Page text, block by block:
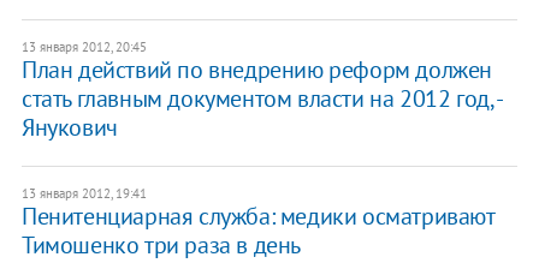
13 января 2012, 20:45
План действий по внедрению реформ должен
стать главным документом власти на 2012 год, -
Янукович
13 января 2012, 19:41
Пенитенциарная служба: медики осматривают
Тимошенко три раза в день